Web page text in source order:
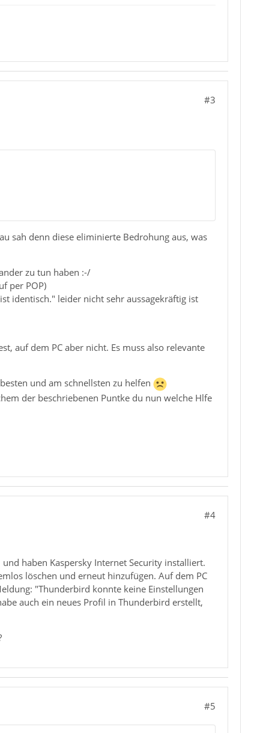
#3
sah denn diese eliminierte Bedrohung aus, was
zu tun haben :-/
per POP)
identisch." leider nicht sehr aussagekräftig ist
auf dem PC aber nicht. Es muss also relevante
und am schnellsten zu helfen
der beschriebenen Puntke du nun welche Hlfe
#4
haben Kaspersky Internet Security installiert.
löschen und erneut hinzufügen. Auf dem PC
"Thunderbird konnte keine Einstellungen
auch ein neues Profil in Thunderbird erstellt,
#5